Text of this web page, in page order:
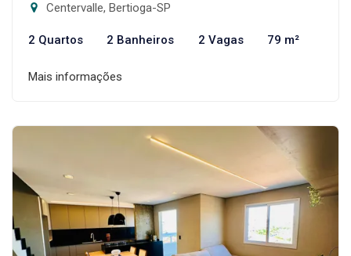
Centervalle, Bertioga-SP
2 Quartos 2 Banheiros 2 Vagas 79 m²
Mais informações